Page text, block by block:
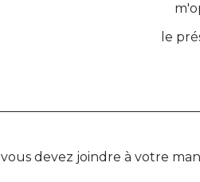
le
vous devez joindre à votre